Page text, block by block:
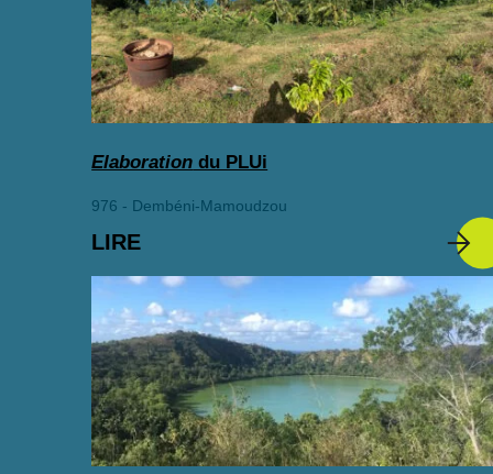
Elaboration du PLUi
976 - Dembéni-Mamoudzou
LIRE